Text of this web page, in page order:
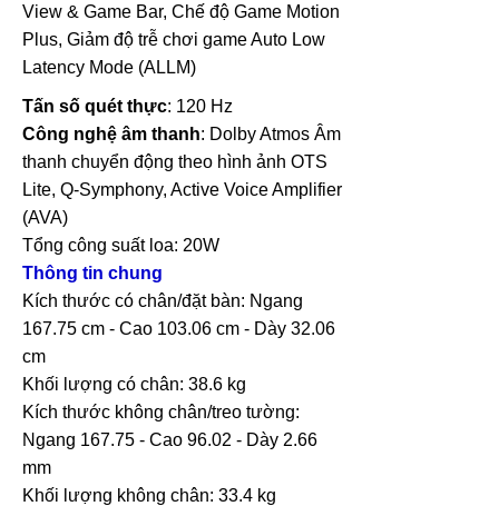
View & Game Bar, Chế độ Game Motion
Plus, Giảm độ trễ chơi game Auto Low
Latency Mode (ALLM)
Tấn số quét thực: 120 Hz
Công nghệ âm thanh: Dolby Atmos Âm
thanh chuyển động theo hình ảnh OTS
Lite, Q-Symphony, Active Voice Amplifier
(AVA)
Tổng công suất loa: 20W
Thông tin chung
Kích thước có chân/đặt bàn: Ngang
167.75 cm - Cao 103.06 cm - Dày 32.06
cm
Khối lượng có chân: 38.6 kg
Kích thước không chân/treo tường:
Ngang 167.75 - Cao 96.02 - Dày 2.66
mm
Khối lượng không chân: 33.4 kg